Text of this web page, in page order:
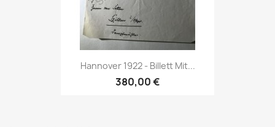
Hannover 1922 - Billett Mit...
380,00 €